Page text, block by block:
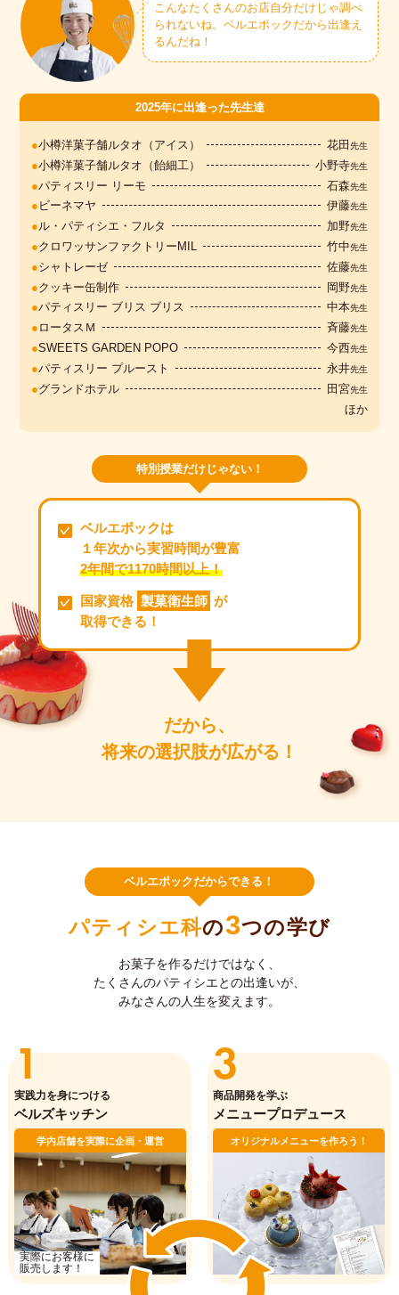
こんなたくさんのお店自分だけじゃ調べ
られないね。ベルエポックだから出逢え
るんだね！
2025年に出逢った先生達
●小樽洋菓子舗ルタオ（アイス） 花田 先生
●小樽洋菓子舗ルタオ（飴細工） 小野寺先生
●パティスリー リーモ 石森先生
● ビーネマヤ 伊藤先生
●ル・パティシエ・フルタ 加野先生
●クロワッサンファクトリーMIL 竹中先生
●シャトレーゼ 佐藤先生
●クッキー缶制作 岡野先生
●パティスリー ブリス ブリス 中本先生
● ロータスＭ 斉藤先生
●SWEETS GARDEN POPO 今西先生
●パティスリー プルースト 永井先生
●グランドホテル 田宮先生
ほか
特別授業だけじゃない！
ベルエポックは
１年次から実習時間が豊富
2年間で1170時間以上！
国家資格 製菓衛生師 が
取得できる！
だから、
将来の選択肢が広がる！
ベルエポックだからできる！
パティシエ科の3つの学び
お菓子を作るだけではなく、
たくさんのパティシエとの出逢いが、
みなさんの人生を変えます。
実践力を身につける
ベルズキッチン
学内店舗を実際に企画・運営
実際にお客様に
販売します！
1
商品開発を学ぶ
メニュープロデュース
オリジナルメニューを作ろう！
3